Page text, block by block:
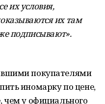
их условия,
их там
подписывают».
покупателями
иномарку по цене,
чем у официального